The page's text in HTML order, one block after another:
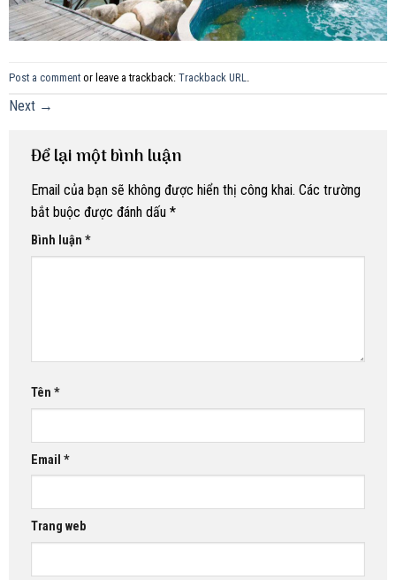
Post a comment or leave a trackback: Trackback URL
Next →
Để lại một bình luận
Email của bạn sẽ không được hiển thị công khai. Các trường
bắt buộc được đánh dấu *
Bình luận *
Tên *
Email *
Trang web